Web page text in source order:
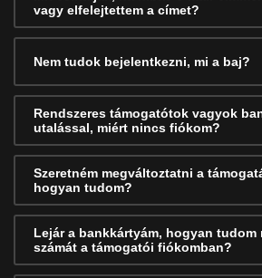
vagy elfelejtettem a címet?
Nem tudok bejelentkezni, mi a baj?
Rendszeres támogatótok vagyok
utalással, miért nincs fiókom?
Szeretném megváltoztatni a
hogyan tudom?
Lejár a bankkártyám, hogyan tudom
számát a támogatói fiókomban?